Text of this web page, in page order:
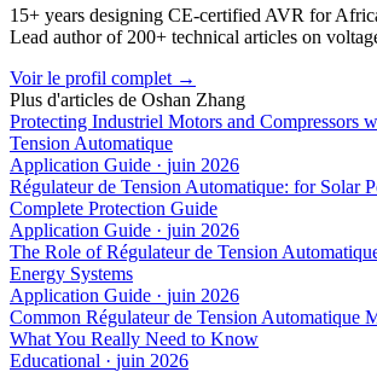
15+ years designing CE-certified AVR for
Lead author of 200+ technical articles on
Voir le profil complet →
Plus d'articles de Oshan Zhang
Protecting Industriel Motors and Compressors
Tension Automatique
Application Guide · juin 2026
Régulateur de Tension Automatique: for Solar
Complete Protection Guide
Application Guide · juin 2026
The Role of Régulateur de Tension
Energy Systems
Application Guide · juin 2026
Common Régulateur de Tension Automatique
What You Really Need to Know
Educational · juin 2026